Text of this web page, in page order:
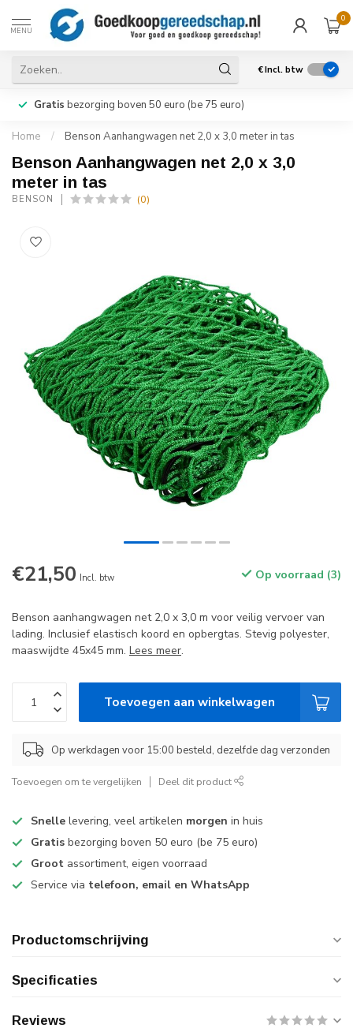
MENU
0
€Incl. btw
Gratis bezorging boven 50 euro (be 75 euro)
Home / Benson Aanhangwagen net 2,0 x 3,0 meter in tas
Benson Aanhangwagen net 2,0 x 3,0
meter in tas
BENSON (0)
€21,50 Incl. btw Op voorraad (3)
Benson aanhangwagen net 2,0 x 3,0 m voor veilig vervoer van
lading. Inclusief elastisch koord en opbergtas. Stevig polyester,
maaswijdte 45x45 mm. Lees meer.
Toevoegen aan winkelwagen
Op werkdagen voor 15:00 besteld, dezelfde dag verzonden
Toevoegen om te vergelijken Deel dit product
Snelle levering, veel artikelen morgen in huis
Gratis bezorging boven 50 euro (be 75 euro)
Groot assortiment, eigen voorraad
Service via telefoon, email en WhatsApp
Productomschrijving
Specificaties
Reviews